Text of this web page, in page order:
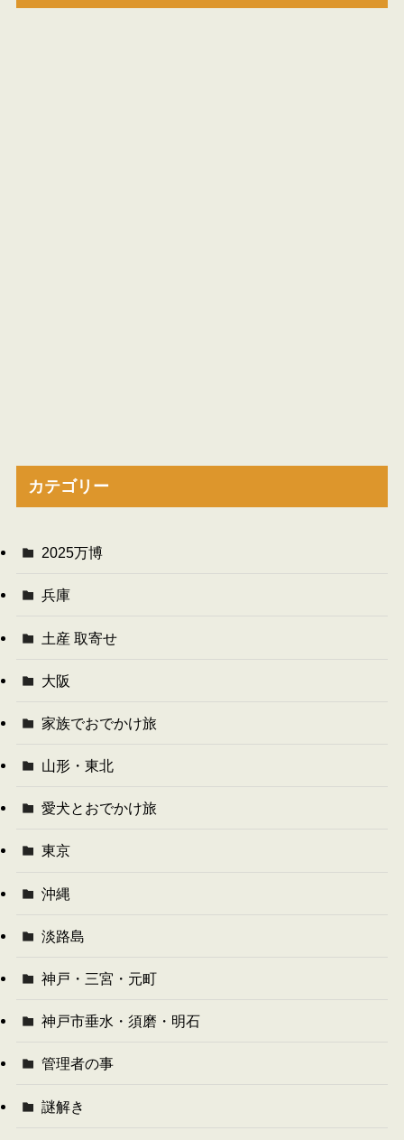
カテゴリー
2025万博
兵庫
土産 取寄せ
大阪
家族でおでかけ旅
山形・東北
愛犬とおでかけ旅
東京
沖縄
淡路島
神戸・三宮・元町
神戸市垂水・須磨・明石
管理者の事
謎解き